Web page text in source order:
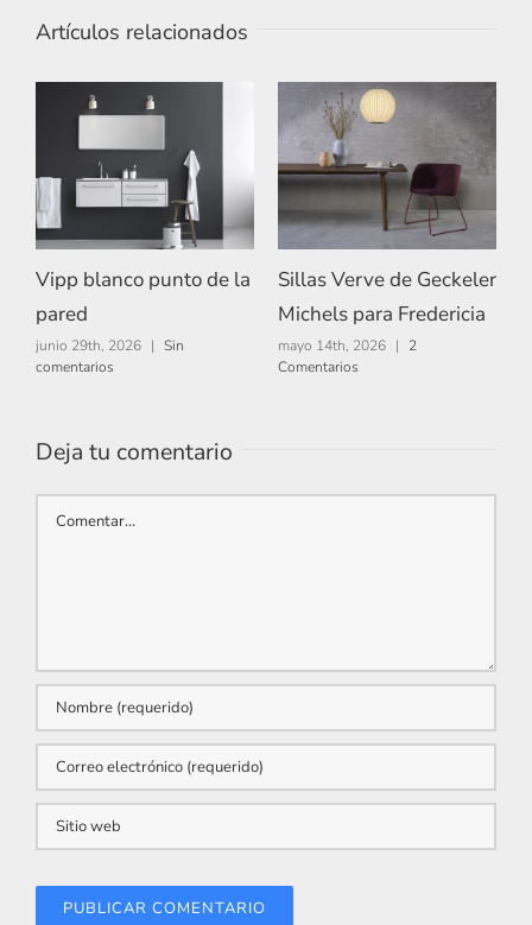
Artículos relacionados
Vipp blanco punto de la
pared
junio 29th, 2026 | Sin
comentarios
Sillas Verve de Geckeler
Michels para Fredericia
mayo 14th, 2026 |
2
Comentarios
Deja tu comentario
Comentar